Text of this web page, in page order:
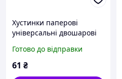
Хустинки паперові
універсальні двошарові
шт
Готово до відправки
61 ₴